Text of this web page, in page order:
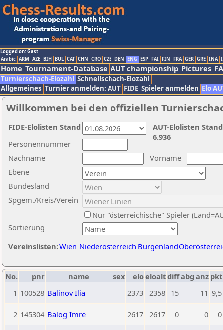
Logged on: Gast
Arabic ARM AZE BIH BUL CAT CHN CRO CZE DEN ENG ESP FAI FIN FRA GER GRE INA
Home Tournament-Database AUT championship Pictures
Turnierschach-Elozahl Schnellschach-Elozahl
Allgemeines Turnier anmelden: AUT FIDE Spieler anmelden Elo
Willkommen bei den offiziellen
Nachname
Vorname
Ebene
Sortierung
Personennummer
Bundesland
Spgem./Kreis/Verein
Nur "österreichische" Spieler
Vereinslisten:Wien Niederösterreich Burgenland
AUT-Elolisten
6.936
FIDE-Elolisten Stand
No. pnr name sex eloeloaltdiffabg anz pkt
1 100528 Balinov Ilia 2373 2358 15 11 9,5
2 145304 Balog Imre 2617 2617 0 0 0